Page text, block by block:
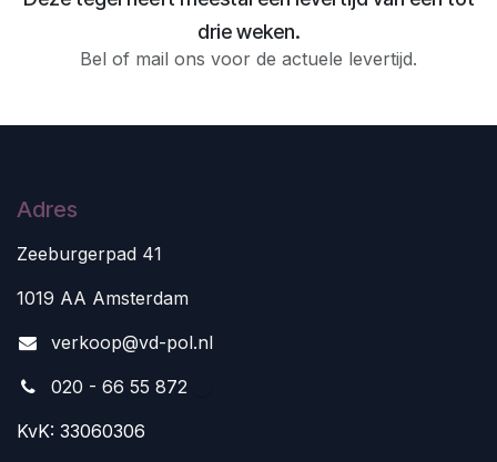
drie weken.
Bel of mail ons voor de actuele levertijd.
Adres
Zeeburgerpad 41
1019 AA Amsterdam
verkoop@vd-pol.nl
020 - 66 55 872
KvK: 33060306